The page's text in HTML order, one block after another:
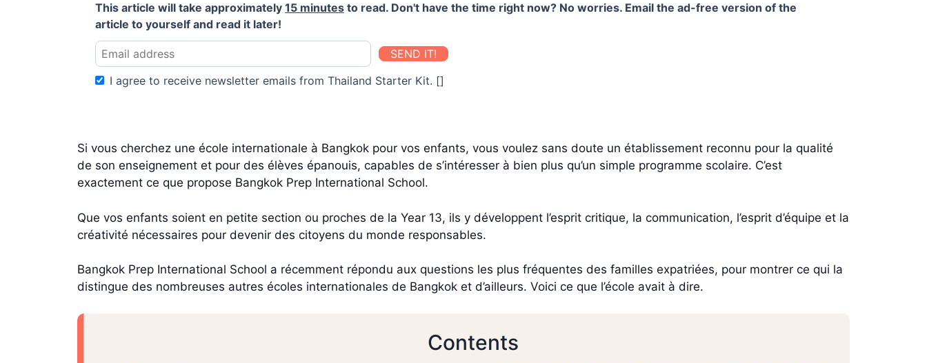
This article will take approximately 15 minutes to read. Don't have the time right now? No worries. Email the ad-free version of the
article to yourself and read it later!
SEND IT!
I agree to receive newsletter emails from Thailand Starter Kit. []
Si vous cherchez une école internationale à Bangkok pour vos enfants, vous voulez sans doute un établissement reconnu pour la qualité
de son enseignement et pour des élèves épanouis, capables de s’intéresser à bien plus qu’un simple programme scolaire. C’est
exactement ce que propose Bangkok Prep International School.
Que vos enfants soient en petite section ou proches de la Year 13, ils y développent l’esprit critique, la communication, l’esprit d’équipe et la
créativité nécessaires pour devenir des citoyens du monde responsables.
Bangkok Prep International School a récemment répondu aux questions les plus fréquentes des familles expatriées, pour montrer ce qui la
distingue des nombreuses autres écoles internationales de Bangkok et d’ailleurs. Voici ce que l’école avait à dire.
Contents